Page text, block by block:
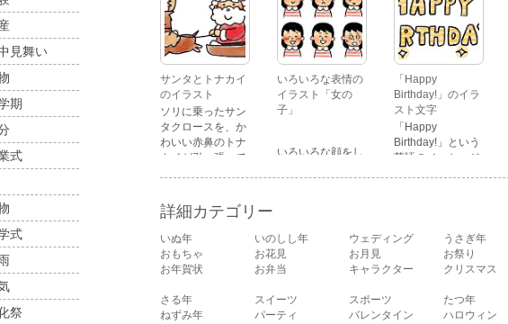
見舞い
期
式
式
祭
ラストです。 通常
の顔・怒っている
顔・泣いている
顔・照れている
顔・笑っている
顔・驚いている
顔・困っている顔
があります。
かわいい苺のケー
キのイラストで
す。
サンタとトナカイ
のイラスト
ソリに乗ったサン
タクロースを、か
わいい赤鼻のトナ
カイが引っ張って
いろいろな表情の
イラスト「女の
子」
いろいろな顔をし
いる顔・笑ってい
る顔・驚いている
顔・困っている顔
「Happy
Birthday!」のイラ
スト文字
「Happy
Birthday!」という
英語のメッセージ
詳細カテゴリー
いぬ年 いのしし年 ウェディング うさぎ年
おもちゃ
お花見 お月見 お祭り
お年賀状
お弁当 キャラクター クリスマス
さる年
スイーツ スポーツ たつ年
ねずみ年
パーティ バレンタイン ハロウィン